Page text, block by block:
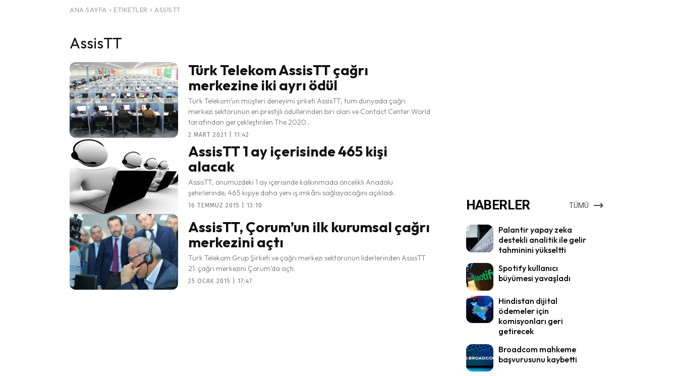
ANA SAYFA ETIKETLER ASSISTT
AssisTT
Türk Telekom AssisTT çağrı
merkezine iki ayrı ödül
Türk Telekom’un müşteri deneyimi şirketi AssisTT, tüm dünyada çağrı
merkezi sektörünün en prestijli ödüllerinden biri olan ve Contact Center World
tarafından gerçekleştirilen The 2020...
2 MART 2021 | 11:42
AssisTT 1 ay içerisinde 465 kişi
alacak
AssisTT, önümüzdeki 1 ay içerisinde kalkınmada öncelikli Anadolu
şehirlerinde, 465 kişiye daha yeni iş imkânı sağlayacağını açıkladı.
16 TEMMUZ 2015 | 13:10
AssisTT, Çorum’un ilk kurumsal çağrı
merkezini açtı
Türk Telekom Grup Şirketi ve çağrı merkezi sektörünün liderlerinden AssisTT
21. çağrı merkezini Çorum’da açtı.
25 OCAK 2015 | 17:47
HABERLER TÜMÜ
Palantir yapay zeka
destekli analitik ile gelir
tahminini yükseltti
Spotify kullanıcı
büyümesi yavaşladı
Hindistan dijital
ödemeler için
komisyonları geri
getirecek
Broadcom mahkeme
başvurusunu kaybetti